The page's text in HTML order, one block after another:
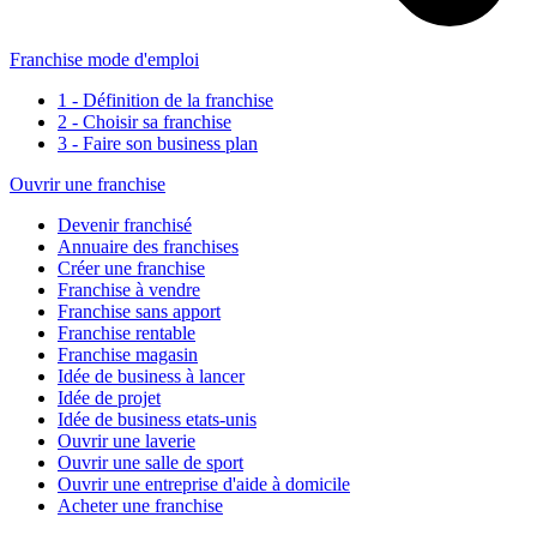
Franchise mode d'emploi
1 - Définition de la franchise
2 - Choisir sa franchise
3 - Faire son business plan
Ouvrir une franchise
Devenir franchisé
Annuaire des franchises
Créer une franchise
Franchise à vendre
Franchise sans apport
Franchise rentable
Franchise magasin
Idée de business à lancer
Idée de projet
Idée de business etats-unis
Ouvrir une laverie
Ouvrir une salle de sport
Ouvrir une entreprise d'aide à domicile
Acheter une franchise